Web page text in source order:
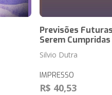
Previsões
Serem Cumpridas
Silvio Dutra
IMPRESSO
R$ 40,53